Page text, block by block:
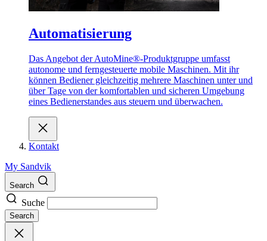
Automatisierung
Das Angebot der AutoMine®-Produktgruppe umfasst
autonome und ferngesteuerte mobile Maschinen. Mit ihr
können Bediener gleichzeitig mehrere Maschinen unter und
über Tage von der komfortablen und sicheren Umgebung
eines Bedienerstandes aus steuern und überwachen.
Kontakt
My Sandvik
Search
Suche
Search